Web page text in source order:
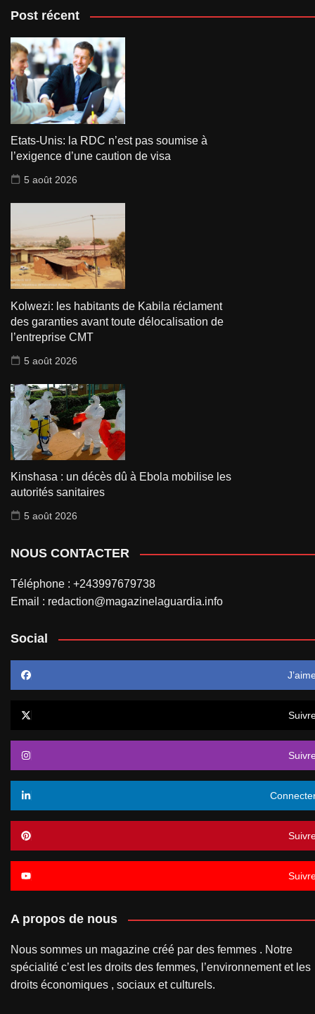
Post récent
Etats-Unis: la RDC n’est pas soumise à
l’exigence d’une caution de visa
5 août 2026
Kolwezi: les habitants de Kabila réclament
des garanties avant toute délocalisation de
l’entreprise CMT
5 août 2026
Kinshasa : un décès dû à Ebola mobilise les
autorités sanitaires
5 août 2026
NOUS CONTACTER
Téléphone : +243997679738
Email : redaction@magazinelaguardia.info
Social
A propos de nous
Nous sommes un magazine créé par des femmes . Notre
spécialité c’est les droits des femmes, l’environnement et les
droits économiques , sociaux et culturels.